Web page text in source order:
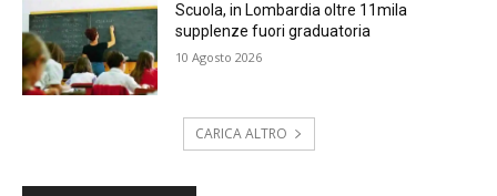
Scuola, in Lombardia oltre 11mila
supplenze fuori graduatoria
10 Agosto 2026
CARICA ALTRO